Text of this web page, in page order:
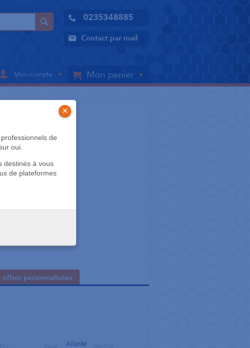
0235348885
Contact par mail
Mon compte Mon panier
de
oui.
destinés à vous
de plateformes
×
offres personnalisées
A l'unité